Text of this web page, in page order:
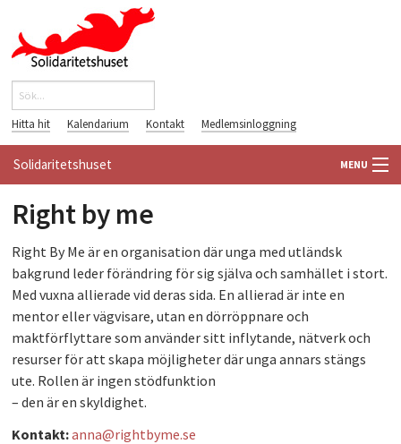
Hoppa till huvudinnehåll
Sökformulär
Hitta hit Kalendarium Kontakt Medlemsinloggning
Solidaritetshuset MENU
HEM
OM OSS
FÖRENINGAR
VÄRLDSBIBLIOTEKET
PÅ GÅNG
Right by me
Right By Me är en organisation där unga med utländsk
bakgrund leder förändring för sig själva och samhället i stort.
Med vuxna allierade vid deras sida. En allierad är inte en
mentor eller vägvisare, utan en dörröppnare och
maktförflyttare som använder sitt inflytande, nätverk och
resurser för att skapa möjligheter där unga annars stängs
ute. Rollen är ingen stödfunktion
– den är en skyldighet.
Kontakt:anna@rightbyme.se